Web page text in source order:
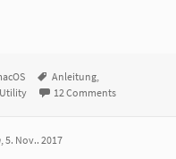
Tags
Anleitung
Utility 12 Comments
, 5. Nov.. 2017